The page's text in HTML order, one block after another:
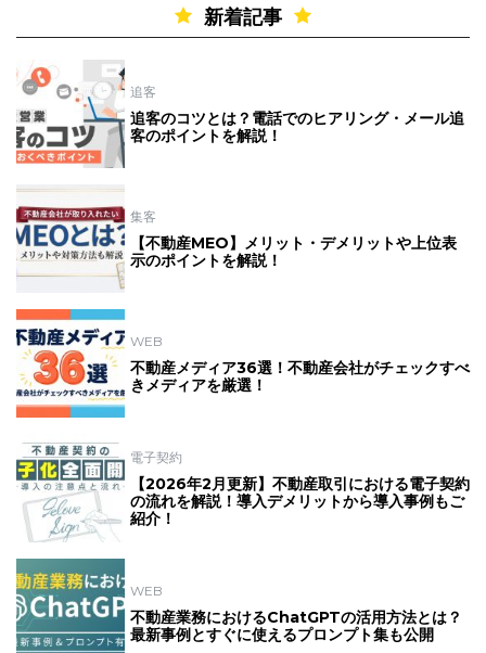
新着記事
追客
追客のコツとは？電話でのヒアリング・メール追
客のポイントを解説！
集客
【不動産MEO】メリット・デメリットや上位表
示のポイントを解説！
WEB
不動産メディア36選！不動産会社がチェックすべ
きメディアを厳選！
電子契約
【2026年2月更新】不動産取引における電子契約
の流れを解説！導入デメリットから導入事例もご
紹介！
WEB
不動産業務におけるChatGPTの活用方法とは？
最新事例とすぐに使えるプロンプト集も公開